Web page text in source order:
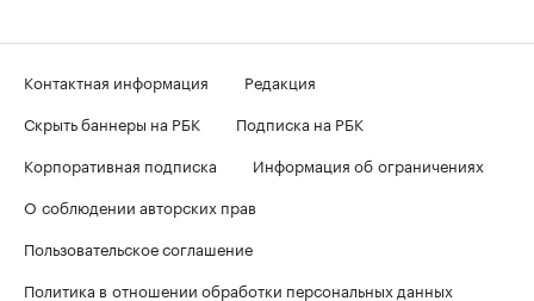
Контактная информация
Редакция
Скрыть баннеры на РБК
Подписка на РБК
Корпоративная подписка
Информация об ограничениях
О соблюдении авторских прав
Пользовательское соглашение
Политика в отношении обработки персональных данных